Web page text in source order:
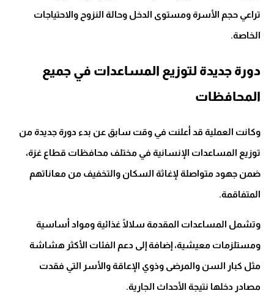
تراعي حجم الأسرة ومستوى الدخل وحالة النزوح والاحتياجات
الخاصة.
دورة جديدة لتوزيع المساعدات في جميع
المحافظات
وكانت العملية قد أعلنت في وقت سابق عن بدء دورة جديدة من
توزيع المساعدات الإنسانية في مختلف محافظات قطاع غزة،
ضمن جهود متواصلة لإغاثة السكان والتخفيف من معاناتهم
المتفاقمة.
وتشمل المساعدات المقدمة سلالًا غذائية ومواد أساسية
ومستلزمات معيشية، إضافة إلى دعم الفئات الأكثر هشاشة
مثل كبار السن والمرضى وذوي الإعاقة والأسر التي فقدت
مصادر دخلها نتيجة الأحداث الجارية.